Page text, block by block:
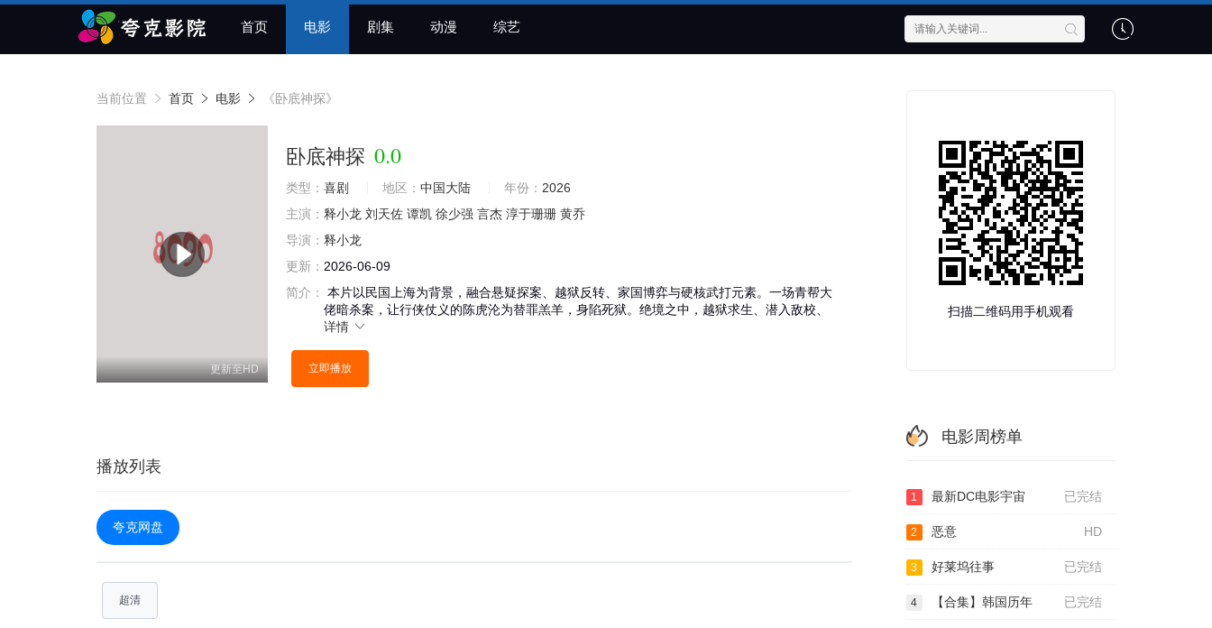
首页 电影 剧集 动漫 综艺
当前位置 首页 电影 《卧底神探》
更新至HD
卧底神探 0.0
类型： 喜剧 地区： 中国大陆 年份： 2026
主演： 释小龙 刘天佐 谭凯 徐少强 言杰 淳于珊珊 黄乔
导演： 释小龙
更新： 2026-06-09
简介：
本片以民国上海为背景，融合悬疑探案、越狱反转、家国博弈与硬核武打元素。一场青帮大
佬暗杀案，让行侠仗义的陈虎沦为替罪羔羊，身陷死狱。绝境之中，越狱求生、潜入敌校、
详情
立即播放
播放列表
夸克网盘
超清
扫描二维码用手机观看
电影周榜单
已完结
1 最新DC电影宇宙
HD
2 恶意
已完结
3 好莱坞往事
已完结
4 【合集】韩国历年